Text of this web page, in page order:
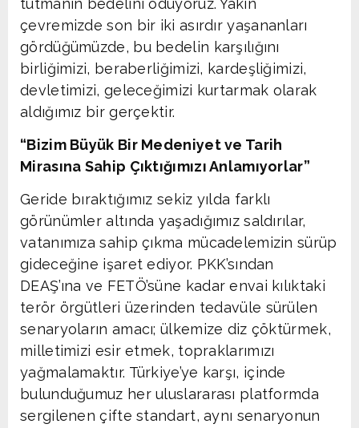
çevremizde son bir iki asırdır yaşananları
gördüğümüzde, bu bedelin karşılığını
birliğimizi, beraberliğimizi, kardeşliğimizi,
devletimizi, geleceğimizi kurtarmak olarak
aldığımız bir gerçektir.
“Bizim Büyük Bir Medeniyet ve Tarih
Mirasına Sahip Çıktığımızı Anlamıyorlar”
Geride bıraktığımız sekiz yılda farklı
görünümler altında yaşadığımız saldırılar,
vatanımıza sahip çıkma mücadelemizin sürüp
gideceğine işaret ediyor. PKK’sından
DEAŞ’ına ve FETÖ’süne kadar envai kılıktaki
terör örgütleri üzerinden tedavüle sürülen
senaryoların amacı; ülkemize diz çöktürmek,
milletimizi esir etmek, topraklarımızı
yağmalamaktır. Türkiye’ye karşı, içinde
bulunduğumuz her uluslararası platformda
sergilenen çifte standart, aynı senaryonun